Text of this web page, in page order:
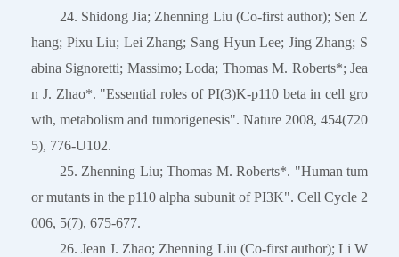
24. Shidong Jia; Zhenning Liu (Co-first author); Sen Z
hang; Pixu Liu; Lei Zhang; Sang Hyun Lee; Jing Zhang; S
abina Signoretti; Massimo; Loda; Thomas M. Roberts*; Jea
n J. Zhao*. "Essential roles of PI(3)K-p110 beta in cell gro
wth, metabolism and tumorigenesis". Nature 2008, 454(720
5), 776-U102.
25. Zhenning Liu; Thomas M. Roberts*. "Human tum
or mutants in the p110 alpha subunit of PI3K". Cell Cycle 2
006, 5(7), 675-677.
26. Jean J. Zhao; Zhenning Liu (Co-first author); Li W